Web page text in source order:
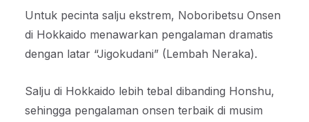
Untuk pecinta salju ekstrem, Noboribetsu Onsen
di Hokkaido menawarkan pengalaman dramatis
dengan latar “Jigokudani” (Lembah Neraka).
Salju di Hokkaido lebih tebal dibanding Honshu,
sehingga pengalaman onsen terbaik di musim